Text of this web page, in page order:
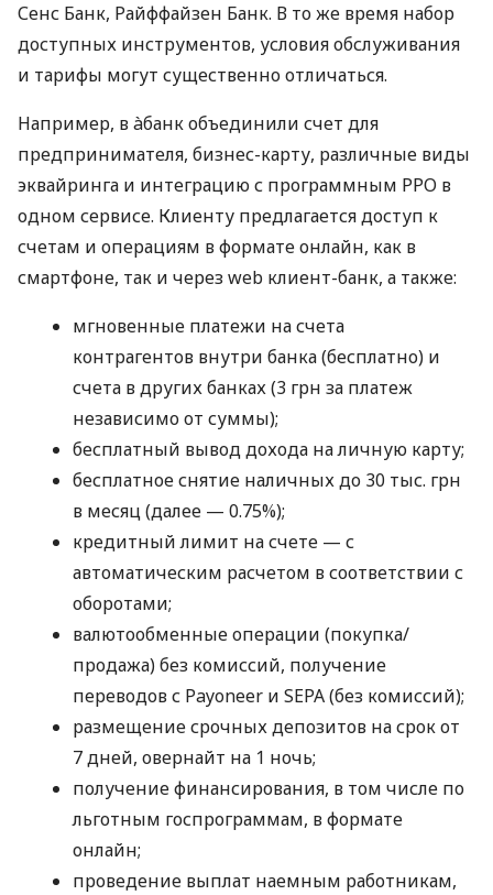
Сенс Банк, Райффайзен Банк. В то же время набор
доступных инструментов, условия обслуживания
и тарифы могут существенно отличаться.
Например, в àбанк объединили счет для
предпринимателя, бизнес-карту, различные виды
эквайринга и интеграцию с программным РРО в
одном сервисе. Клиенту предлагается доступ к
счетам и операциям в формате онлайн, как в
смартфоне, так и через web клиент-банк, а также:
мгновенные платежи на счета
контрагентов внутри банка (бесплатно) и
счета в других банках (3 грн за платеж
независимо от суммы);
бесплатный вывод дохода на личную карту;
бесплатное снятие наличных до 30 тыс. грн
в месяц (далее — 0.75%);
кредитный лимит на счете — с
автоматическим расчетом в соответствии с
оборотами;
валютообменные операции (покупка/
продажа) без комиссий, получение
переводов с Payoneer и SEPA (без комиссий);
размещение срочных депозитов на срок от
7 дней, овернайт на 1 ночь;
получение финансирования, в том числе по
льготным госпрограммам, в формате
онлайн;
проведение выплат наемным работникам,